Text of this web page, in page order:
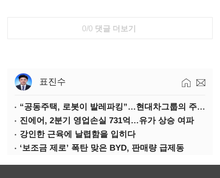
0/0 댓글 더보기
표진수
“공동주택, 로봇이 발레파킹”…현대차그룹의 주차 실험
진에어, 2분기 영업손실 731억…유가 상승 여파
강인한 근육에 날렵함을 입히다
‘보조금 제로’ 폭탄 맞은 BYD, 판매량 급제동